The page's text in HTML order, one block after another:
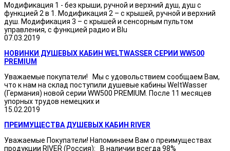
Модификация 1 - без крыши, ручной и верхний душ, душ с
функцией 2 в 1. Модификация 2 – с крышей, ручной и верхний
душ. Модификация 3 – с крышей и сенсорным пультом
управления, с функцией радио и Blu
07.03.2019
НОВИНКИ ДУШЕВЫХ КАБИН WELTWASSER СЕРИИ WW500
PREMIUM
Уважаемые покупатели! Мы с удовольствием сообщаем Вам,
что к нам на склад поступили душевые кабины WeltWasser
(Германия) новой серии WW500 PREMIUM. После 11 месяцев
упорных трудов немецких и
15.02.2019
ПРЕИМУЩЕСТВА ДУШЕВЫХ КАБИН RIVER
Уважаемые Покупатели! Напоминаем Вам о преимуществах
продукции RIVER (Россия): В наличии всегда 98%